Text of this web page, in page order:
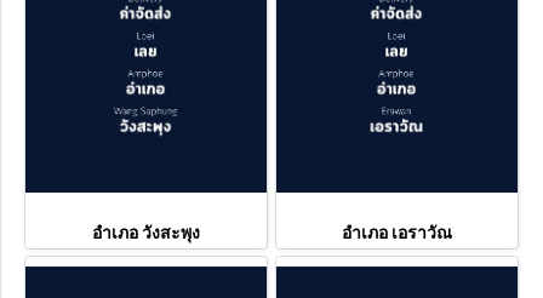
อำเภอ วังสะพุง อำเภอ เอราวัณ